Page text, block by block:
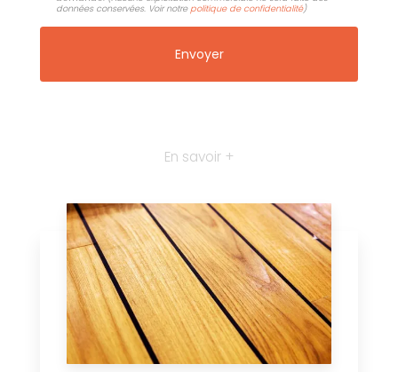
données conservées. Voir notre politique de confidentialité)
En savoir +